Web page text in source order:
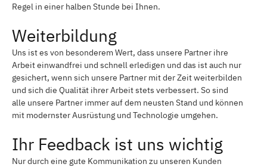
Regel in einer halben Stunde bei Ihnen.
Weiterbildung
Uns ist es von besonderem Wert, dass unsere Partner ihre
Arbeit einwandfrei und schnell erledigen und das ist auch nur
gesichert, wenn sich unsere Partner mit der Zeit weiterbilden
und sich die Qualität ihrer Arbeit stets verbessert. So sind
alle unsere Partner immer auf dem neusten Stand und können
mit modernster Ausrüstung und Technologie umgehen.
Ihr Feedback ist uns wichtig
Nur durch eine gute Kommunikation zu unseren Kunden